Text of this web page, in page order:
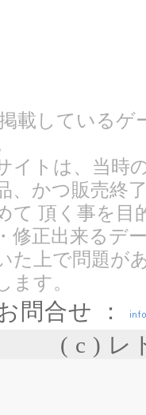
載しているゲ
イトは、当時
、かつ販売終
て 頂く事を目
修正出来るデ
た上で問題が
ます。
問合せ ：
( c ) レ